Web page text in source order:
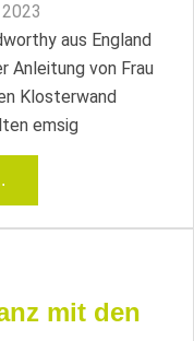
aus England
Anleitung von Frau
Klosterwand
emsig
mit den